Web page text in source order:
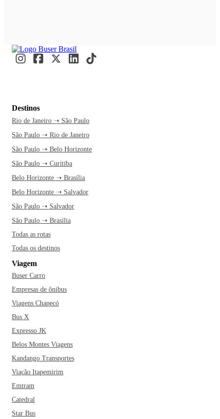
Destinos
Rio de Janeiro ➝ São Paulo
São Paulo ➝ Rio de Janeiro
São Paulo ➝ Belo Horizonte
São Paulo ➝ Curitiba
Belo Horizonte ➝ Brasília
Belo Horizonte ➝ Salvador
São Paulo ➝ Salvador
São Paulo ➝ Brasília
Todas as rotas
Todas os destinos
Viagem
Buser Carro
Empresas de ônibus
Viagens Chapecó
Bus X
Expresso JK
Belos Montes Viagens
Kandango Transportes
Viação Itapemirim
Emtram
Catedral
Star Bus